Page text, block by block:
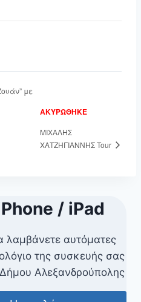
με
ΑΚΥΡΩΘΗΚΕ
ΜΙΧΑΛΗΣ
ΧΑΤΖΗΓΙΑΝΝΗΣ Tour
/ iPad
λαμβάνετε αυτόματες
της συσκευής σας
Αλεξανδρούπολης